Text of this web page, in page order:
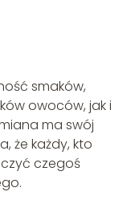
smaków,
owoców, jak i
ma swój
że każdy, kto
czegoś